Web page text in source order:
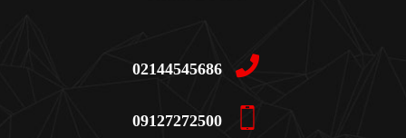
02144545686
09127272500